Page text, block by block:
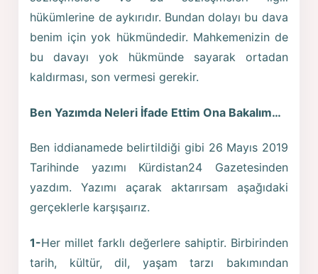
hükümlerine de aykırıdır. Bundan dolayı bu dava
benim için yok hükmündedir. Mahkemenizin de
bu davayı yok hükmünde sayarak ortadan
kaldırması, son vermesi gerekir.
Ben Yazımda Neleri İfade Ettim Ona Bakalım…
Ben iddianamede belirtildiği gibi 26 Mayıs 2019
Tarihinde yazımı Kürdistan24 Gazetesinden
yazdım. Yazımı açarak aktarırsam aşağıdaki
gerçeklerle karşışaırız.
1-Her millet farklı değerlere sahiptir. Birbirinden
tarih, kültür, dil, yaşam tarzı bakımından